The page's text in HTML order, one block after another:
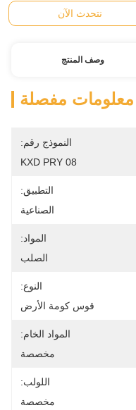
نتحدث الآن
وصف المنتج
معلومات مفصلة
النموذج رقم:
KXD PRY 08
التطبيق:
الصناعية
المواد:
الصلب
النوع:
قوس كومة الأرض
المواد الخام:
مخصصة
اللولب:
مخصصة